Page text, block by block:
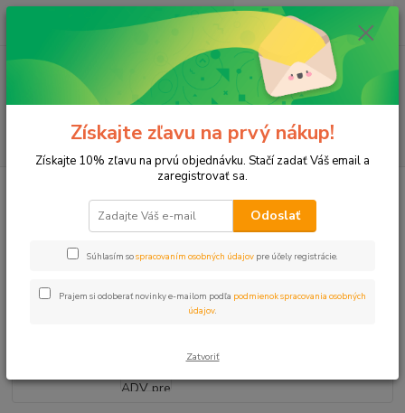
Menu
(Po-Pia, 8-17 hod.)
ks
za0 €
Príslušenstvo
Spätný ventil ADV pre PGP, PGP
ULTRA
Získajte zľavu na prvý nákup!
Získajte 10% zľavu na prvú objednávku. Stačí zadať Váš email a
zaregistrovať sa.
Odoslať
Súhlasím sospracovaním osobných údajov pre účely registrácie.
Prajem si odoberať novinky e-mailom podľa podmienok spracovania osobných
údajov
Zatvoriť